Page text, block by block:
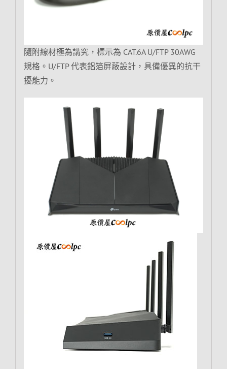
隨附線材極為講究，標示為 CAT.6A U/FTP 30AWG
規格。U/FTP 代表鋁箔屏蔽設計，具備優異的抗干
擾能力。